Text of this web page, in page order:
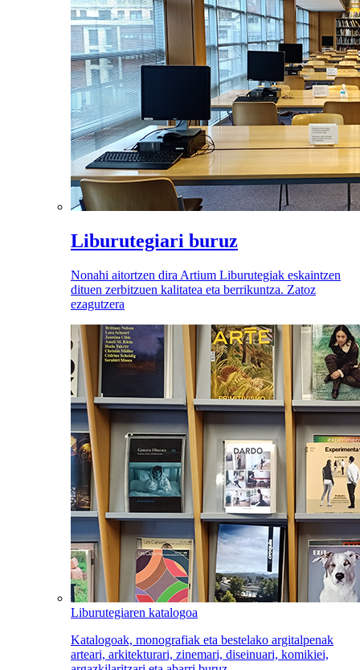
Liburutegiari buruz
Nonahi aitortzen dira Artium Liburutegiak eskaintzen
dituen zerbitzuen kalitatea eta berrikuntza. Zatoz
ezagutzera
Liburutegiaren katalogoa
Katalogoak, monografiak eta bestelako argitalpenak
arteari, arkitekturari, zinemari, diseinuari, komikiei,